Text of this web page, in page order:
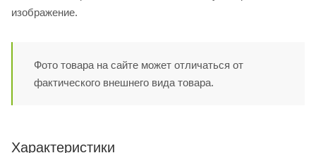
изображение.
Фото товара на сайте может отличаться от
фактического внешнего вида товара.
Характеристики